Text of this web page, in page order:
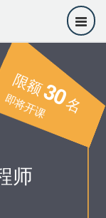
师
限额30名
即将开课